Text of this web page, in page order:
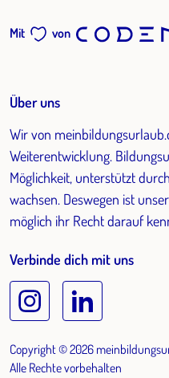
Mit von
Über uns
Wir von
Weiterentwicklung.
Möglichkeit, unterstützt
wachsen. Deswegen ist
möglich ihr Recht darauf
Verbinde dich mit uns
Copyright © 2026
Alle Rechte vorbehalten